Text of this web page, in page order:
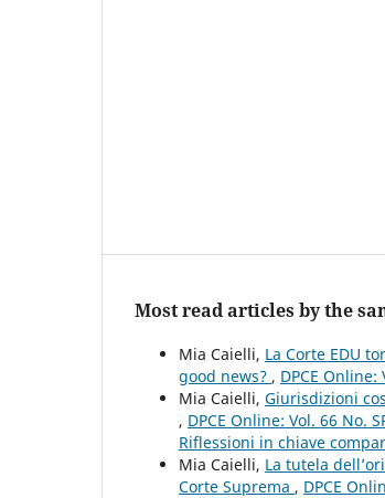
Most read articles by the
Mia Caielli, La Corte EDU
good news? , DPCE Online:
Mia Caielli, Giurisdizioni
, DPCE Online: Vol. 66 No.
Riflessioni in chiave
Mia Caielli, La tutela
Corte Suprema , DPCE